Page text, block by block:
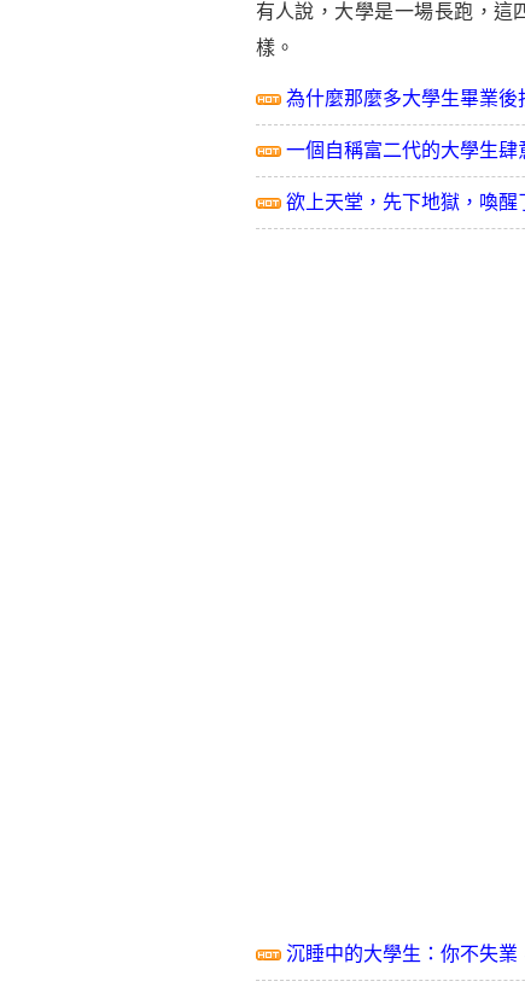
有人說，大學是一場長跑，這
樣。
為什麼那麼多大學生畢業後
一個自稱富二代的大學生
欲上天堂，先下地獄，喚醒
沉睡中的大學生：你不失業